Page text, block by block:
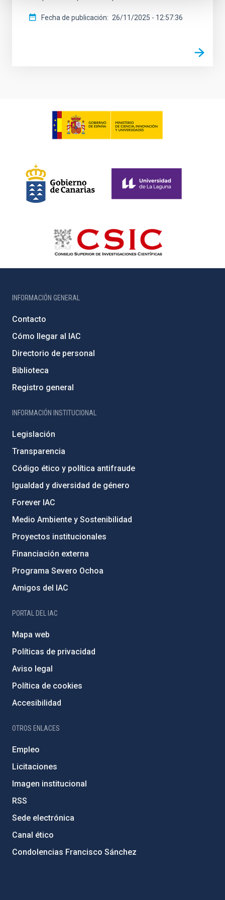
Fecha de publicación 26/11/2025 - 12:57:36
INFORMACIÓN GENERAL
Contacto
Cómo llegar al IAC
Directorio de personal
Biblioteca
Registro general
INFORMACIÓN INSTITUCIONAL
Legislación
Transparencia
Código ético y política antifraude
Igualdad y diversidad de género
Forever IAC
Medio Ambiente y Sostenibilidad
Proyectos institucionales
Financiación externa
Programa Severo Ochoa
Amigos del IAC
PORTAL DEL IAC
Mapa web
Políticas de privacidad
Aviso legal
Política de cookies
Accesibilidad
OTROS ENLACES
Empleo
Licitaciones
Imagen institucional
RSS
Sede electrónica
Canal ético
Condolencias Francisco Sánchez